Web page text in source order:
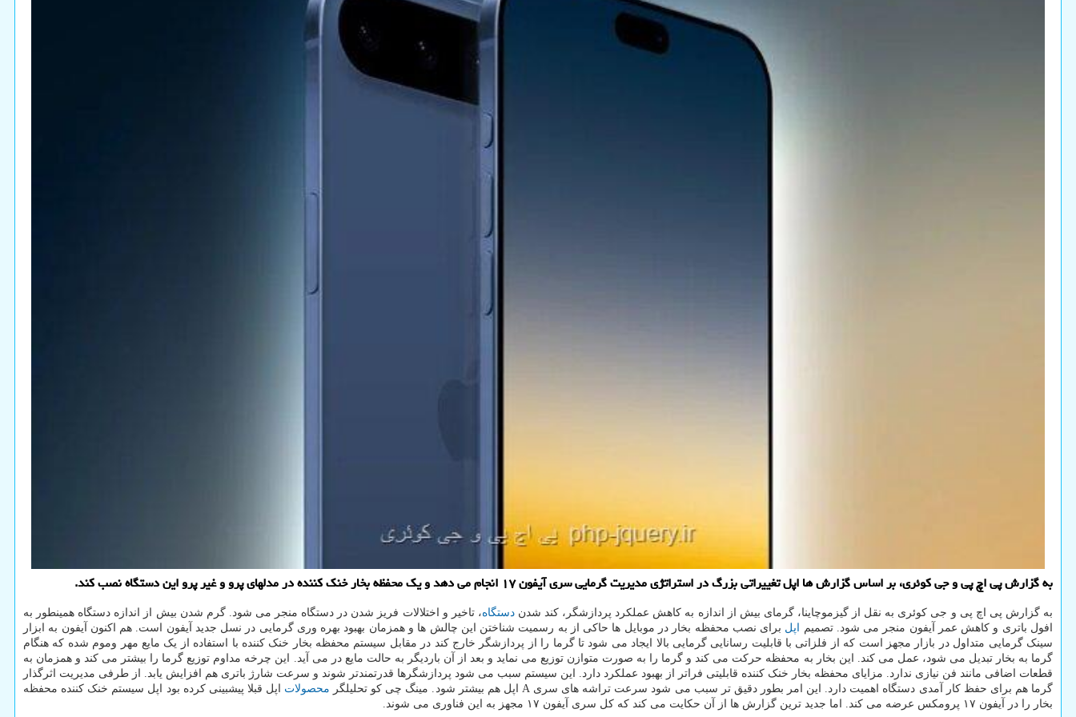
به گزارش پی اچ پی و جی کوئری، بر اساس گزارش ها اپل تغییراتی بزرگ در استراتژی مدیریت گرمایی سری آیفون ۱۷ انجام می دهد و یک محفظه بخار خنک کننده در مدلهای پرو و غیر پرو این دستگاه نصب کند.
به گزارش پی اچ پی و جی کوئری به نقل از گیزموچاینا، گرمای بیش از اندازه به کاهش عملکرد پردازشگر، کند شدندستگاه، تاخیر و اختلالات فریز شدن در دستگاه منجر می شود. گرم شدن بیش از اندازه دستگاه همینطور به
افول باتری و کاهش عمر آیفون منجر می شود. تصمیم
اپل برای نصب محفظه بخار در موبایل ها حاکی از به رسمیت شناختن این چالش ها و همزمان بهبود بهره وری گرمایی در نسل جدید آیفون است. هم اکنون آیفون به ابزار
سینک گرمایی متداول در بازار مجهز است که از فلزاتی با قابلیت رسانایی گرمایی بالا ایجاد می شود تا گرما را از پردازشگر خارج کند در مقابل سیستم محفظه بخار خنک کننده با استفاده از یک مایع مهر وموم شده که هنگام
گرما به بخار تبدیل می شود، عمل می کند. این بخار به محفظه حرکت می کند و گرما را به صورت متوازن توزیع می نماید و بعد از آن باردیگر به حالت مایع در می آید. این چرخه مداوم توزیع گرما را بیشتر می کند و همزمان به
قطعات اضافی مانند فن نیازی ندارد. مزایای محفظه بخار خنک کننده قابلیتی فراتر از بهبود عملکرد دارد. این سیستم سبب می شود پردازشگرها قدرتمندتر شوند و سرعت شارژ باتری هم افزایش یابد. از طرفی مدیریت اثرگذار
گرما هم برای حفظ کار آمدی دستگاه اهمیت دارد. این امر بطور دقیق تر سبب می شود سرعت تراشه های سری A اپل هم بیشتر شود. مینگ چی کو تحلیلگر
محصولات اپل قبلا پیشبینی کرده بود اپل سیستم خنک کننده محفظه
بخار را در آیفون ۱۷ پرومکس عرضه می کند. اما جدید ترین گزارش ها از آن حکایت می کند که کل سری آیفون ۱۷ مجهز به این فناوری می شوند.